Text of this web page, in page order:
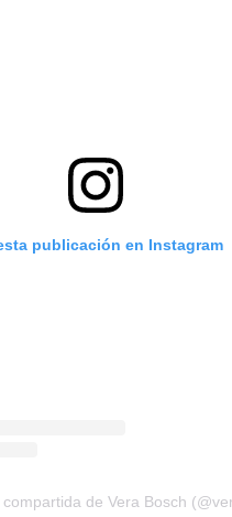
publicación en Instagram
de Vera Bosch